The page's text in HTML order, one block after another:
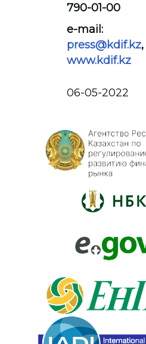
790-01-00
e-mail:
press@kdif.kz,
www.kdif.kz
06-05-2022